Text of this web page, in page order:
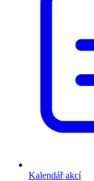
Kalendář akcí